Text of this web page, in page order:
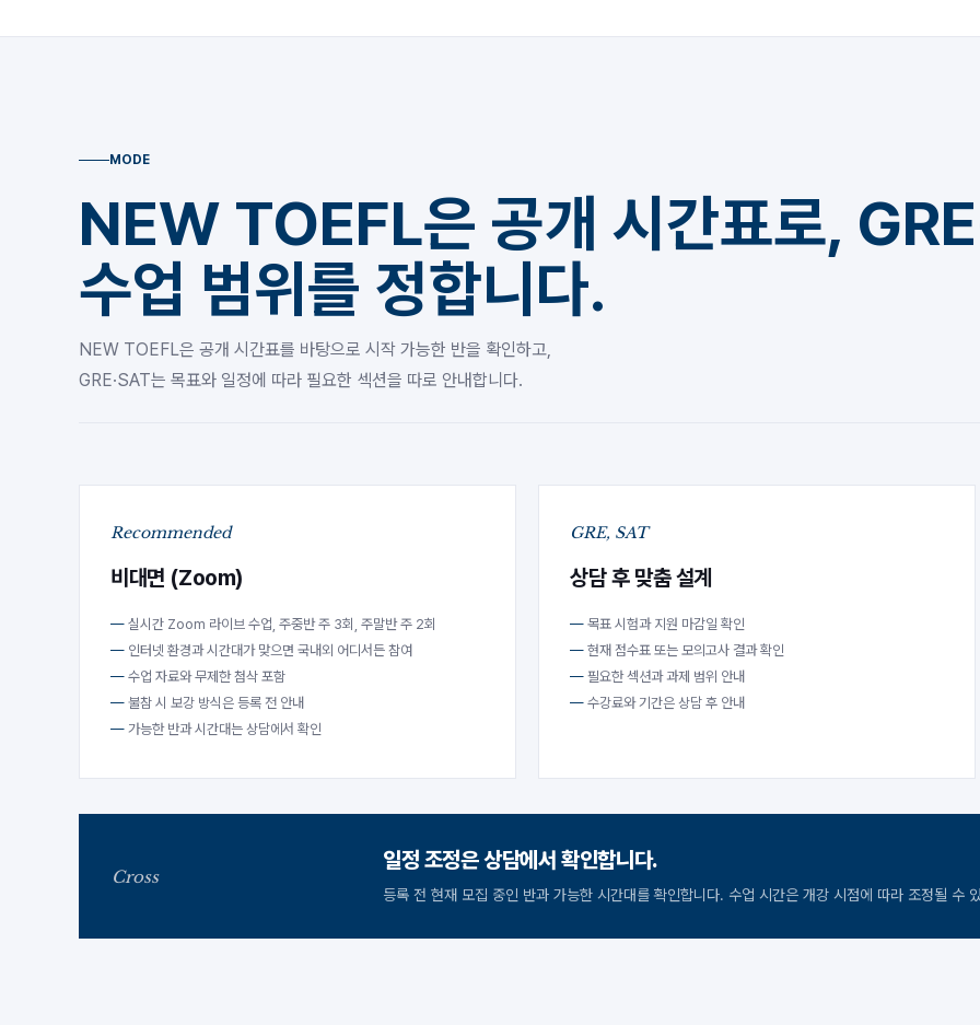
MODE
NEW TOEFL은 공개 시간표로,
수업 범위를 정합니다.
NEW TOEFL은 공개 시간표를 바탕으로 시작 가능한 반을 확인하고,
GRE·SAT는 목표와 일정에 따라 필요한 섹션을 따로 안내합니다.
Recommended
비대면 (Zoom)
실시간 Zoom 라이브 수업, 주중반 주 3회, 주말반 주 2회
인터넷 환경과 시간대가 맞으면 국내외 어디서든 참여
수업 자료와 무제한 첨삭 포함
불참 시 보강 방식은 등록 전 안내
가능한 반과 시간대는 상담에서 확인
GRE, SAT
상담 후 맞춤 설계
목표 시험과 지원 마감일 확인
현재 점수표 또는 모의고사 결과 확인
필요한 섹션과 과제 범위 안내
수강료와 기간은 상담 후 안내
Cross
일정 조정은 상담에서 확인합니다.
등록 전 현재 모집 중인 반과 가능한 시간대를 확인합니다. 수업 시간은 개강 시점에 따라 조정될 수